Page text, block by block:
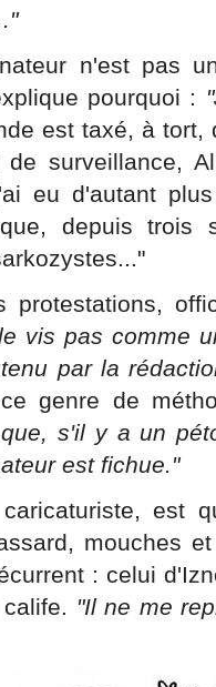
n'est pas
pourquoi :
est taxé, à tort,
surveillance,
eu d'autant
depuis trois
protestations,
vis pas comme
par la
genre de
s'il y a un
est fichue."
est
mouches
: celui
"Il ne me